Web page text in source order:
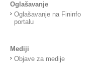
Oglašavanje
Oglašavanje na Fininfo
portalu
Mediji
Objave za medije